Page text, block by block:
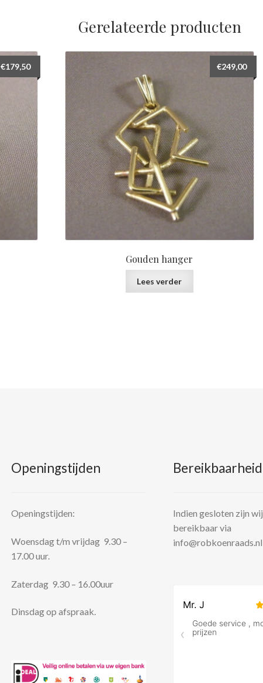
Gerelateerde producten
€179,50
Gouden hanger
€249,00
Lees verder
Openingstijden
Openingstijden:
Woensdag t/m vrijdag 9.30 –
17.00 uur.
Zaterdag 9.30 – 16.00uur
Dinsdag op afspraak.
Bereikbaarheid
Indien gesloten zijn wij
bereikbaar via
info@robkoenraads.nl